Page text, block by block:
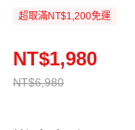
超取滿NT$1,200免運
NT$6,980
NT$1,980